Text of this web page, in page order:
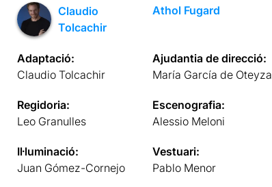
Claudio
Tolcachir
Athol Fugard
Adaptació:
Claudio Tolcachir
Ajudantia de direcció:
María García de Oteyza
Regidoria:
Leo Granulles
Escenografia:
Alessio Meloni
Il·luminació:
Juan Gómez-Cornejo
Vestuari:
Pablo Menor